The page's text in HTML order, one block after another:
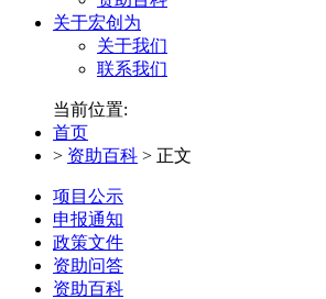
关于宏创为
关于我们
联系我们
当前位置:
首页
> 资助百科 > 正文
项目公示
申报通知
政策文件
资助问答
资助百科